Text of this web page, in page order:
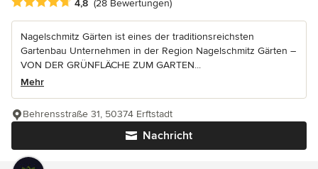
4,8 (28 Bewertungen)
Nagelschmitz Gärten ist eines der traditionsreichsten
Gartenbau Unternehmen in der Region Nagelschmitz Gärten –
VON DER GRÜNFLÄCHE ZUM GARTEN...
Mehr
Nachricht
Behrensstraße 31, 50374 Erftstadt